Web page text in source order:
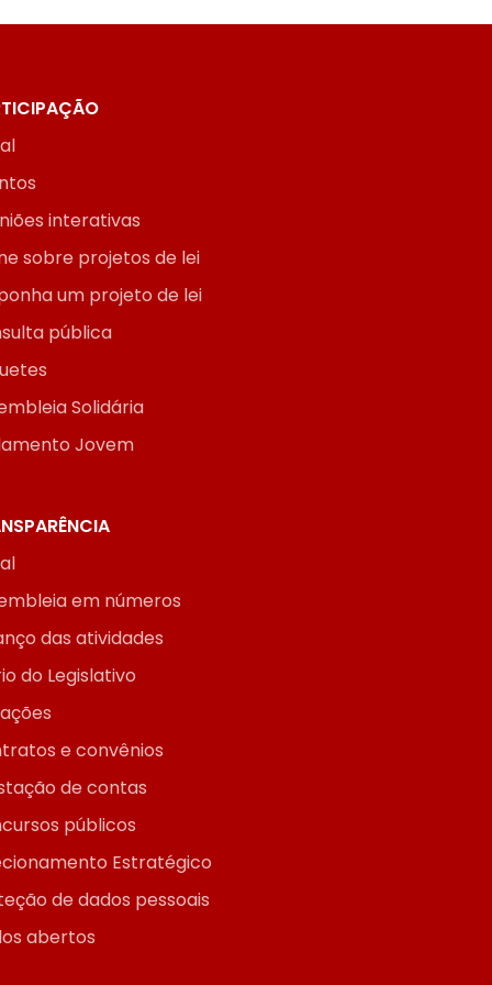
interativas
sobre projetos de lei
um projeto de lei
pública
Solidária
Jovem
em números
das atividades
do Legislativo
e convênios
de contas
públicos
Estratégico
de dados pessoais
abertos